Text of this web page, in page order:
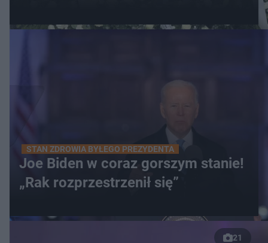
STAN ZDROWIA BYŁEGO PREZYDENTA
Joe Biden w coraz gorszym stanie!
„Rak rozprzestrzenił się”
21